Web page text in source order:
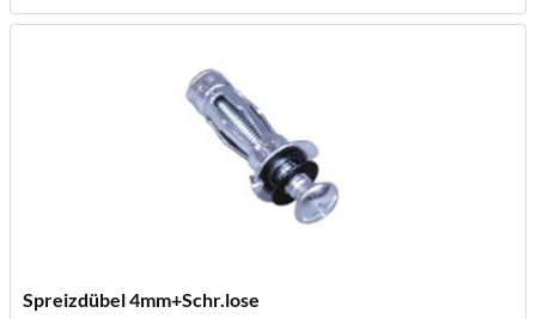
Spreizdübel 4mm+Schr.lose